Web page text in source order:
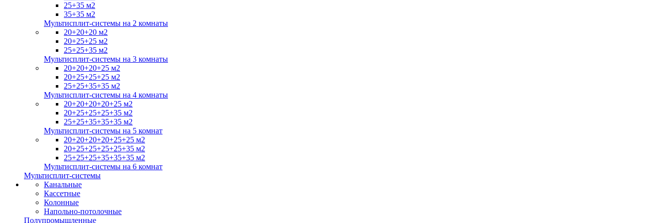
25+35 м2
35+35 м2
Мультисплит-системы на 2 комнаты
20+20+20 м2
20+25+25 м2
25+25+35 м2
Мультисплит-системы на 3 комнаты
20+20+20+25 м2
20+25+25+25 м2
25+25+35+35 м2
Мультисплит-системы на 4 комнаты
20+20+20+20+25 м2
20+25+25+25+35 м2
25+25+35+35+35 м2
Мультисплит-системы на 5 комнат
20+20+20+20+25+25 м2
20+25+25+25+25+35 м2
25+25+25+35+35+35 м2
Мультисплит-системы на 6 комнат
Мультисплит-системы
Канальные
Кассетные
Колонные
Напольно-потолочные
Полупромышленные